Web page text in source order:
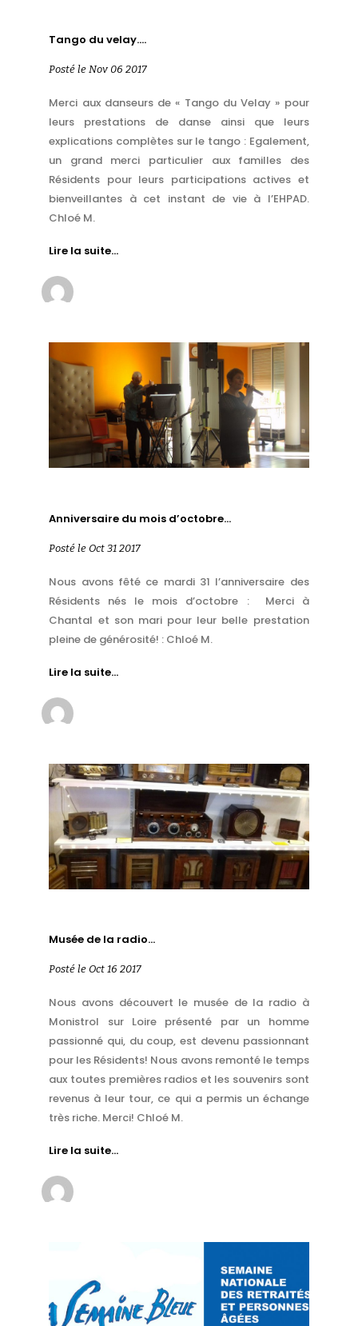
Tango du velay….
Posté le Nov 06 2017
Merci aux danseurs de « Tango du Velay » pour
leurs prestations de danse ainsi que leurs
explications complètes sur le tango : Egalement,
un grand merci particulier aux familles des
Résidents pour leurs participations actives et
bienveillantes à cet instant de vie à l’EHPAD.
Chloé M.
Lire la suite…
Anniversaire du mois d’octobre…
Posté le Oct 31 2017
Nous avons fêté ce mardi 31 l’anniversaire des
Résidents nés le mois d’octobre : Merci à
Chantal et son mari pour leur belle prestation
pleine de générosité! : Chloé M.
Lire la suite…
Musée de la radio…
Posté le Oct 16 2017
Nous avons découvert le musée de la radio à
Monistrol sur Loire présenté par un homme
passionné qui, du coup, est devenu passionnant
pour les Résidents! Nous avons remonté le temps
aux toutes premières radios et les souvenirs sont
revenus à leur tour, ce qui a permis un échange
très riche. Merci! Chloé M.
Lire la suite…